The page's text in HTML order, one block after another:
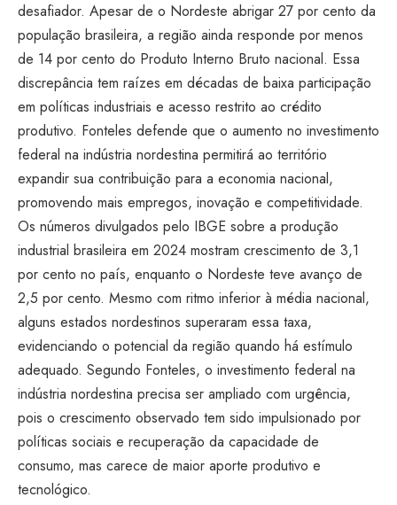
desafiador. Apesar de o Nordeste abrigar 27 por cento da
população brasileira, a região ainda responde por menos
de 14 por cento do Produto Interno Bruto nacional. Essa
discrepância tem raízes em décadas de baixa participação
em políticas industriais e acesso restrito ao crédito
produtivo. Fonteles defende que o aumento no investimento
federal na indústria nordestina permitirá ao território
expandir sua contribuição para a economia nacional,
promovendo mais empregos, inovação e competitividade.
Os números divulgados pelo IBGE sobre a produção
industrial brasileira em 2024 mostram crescimento de 3,1
por cento no país, enquanto o Nordeste teve avanço de
2,5 por cento. Mesmo com ritmo inferior à média nacional,
alguns estados nordestinos superaram essa taxa,
evidenciando o potencial da região quando há estímulo
adequado. Segundo Fonteles, o investimento federal na
indústria nordestina precisa ser ampliado com urgência,
pois o crescimento observado tem sido impulsionado por
políticas sociais e recuperação da capacidade de
consumo, mas carece de maior aporte produtivo e
tecnológico.